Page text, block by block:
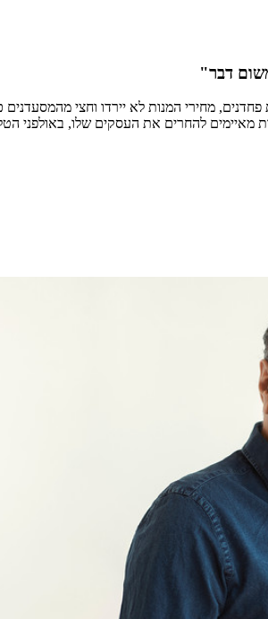
דבר"
פחדנים, מחירי המנות לא יירדו וחצי
להחרים את העסקים שלו, באולפני